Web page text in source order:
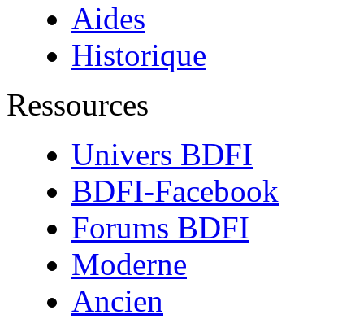
Aides
Historique
Ressources
Univers BDFI
BDFI-Facebook
Forums BDFI
Moderne
Ancien